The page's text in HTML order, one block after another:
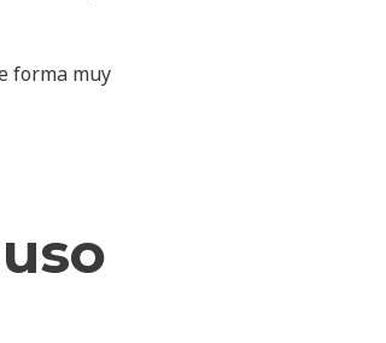
forma muy